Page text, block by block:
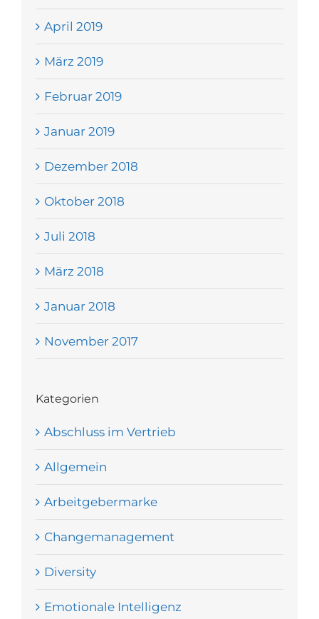
April 2019
März 2019
Februar 2019
Januar 2019
Dezember 2018
Oktober 2018
Juli 2018
März 2018
Januar 2018
November 2017
Kategorien
Abschluss im Vertrieb
Allgemein
Arbeitgebermarke
Changemanagement
Diversity
Emotionale Intelligenz